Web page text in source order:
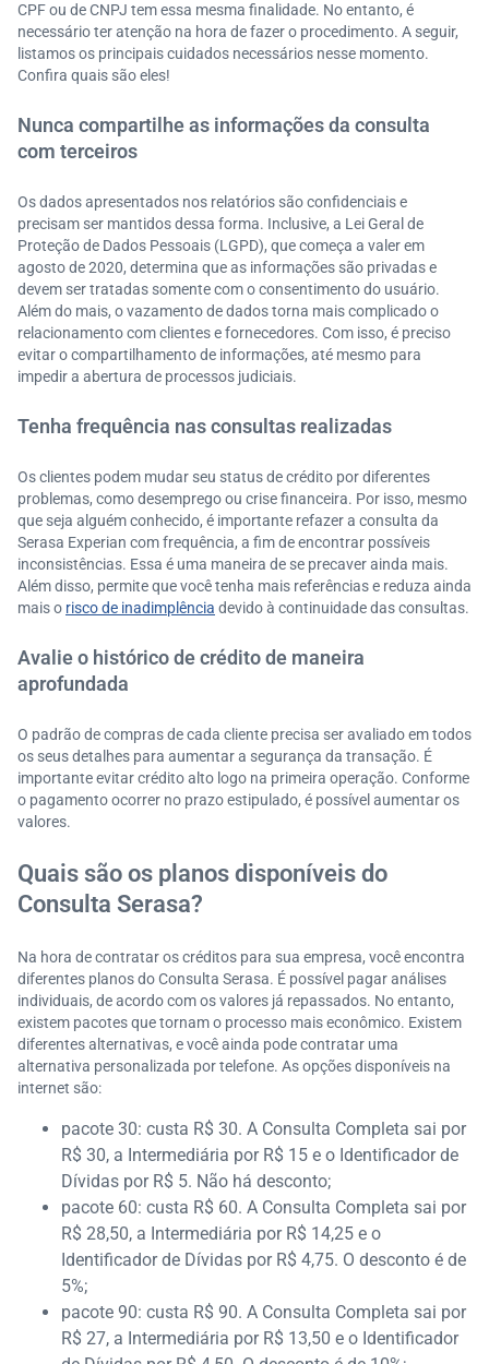
CPF ou de CNPJ tem essa mesma finalidade. No entanto, é
necessário ter atenção na hora de fazer o procedimento. A seguir,
listamos os principais cuidados necessários nesse momento.
Confira quais são eles!
Nunca compartilhe as informações da consulta
com terceiros
Os dados apresentados nos relatórios são confidenciais e
precisam ser mantidos dessa forma. Inclusive, a Lei Geral de
Proteção de Dados Pessoais (LGPD), que começa a valer em
agosto de 2020, determina que as informações são privadas e
devem ser tratadas somente com o consentimento do usuário.
Além do mais, o vazamento de dados torna mais complicado o
relacionamento com clientes e fornecedores. Com isso, é preciso
evitar o compartilhamento de informações, até mesmo para
impedir a abertura de processos judiciais.
Tenha frequência nas consultas realizadas
Os clientes podem mudar seu status de crédito por diferentes
problemas, como desemprego ou crise financeira. Por isso, mesmo
que seja alguém conhecido, é importante refazer a consulta da
Serasa Experian com frequência, a fim de encontrar possíveis
inconsistências. Essa é uma maneira de se precaver ainda mais.
Além disso, permite que você tenha mais referências e reduza ainda
mais o risco de inadimplência devido à continuidade das consultas.
Avalie o histórico de crédito de maneira
aprofundada
O padrão de compras de cada cliente precisa ser avaliado em todos
os seus detalhes para aumentar a segurança da transação. É
importante evitar crédito alto logo na primeira operação. Conforme
o pagamento ocorrer no prazo estipulado, é possível aumentar os
valores.
Quais são os planos disponíveis do
Consulta Serasa?
Na hora de contratar os créditos para sua empresa, você encontra
diferentes planos do Consulta Serasa. É possível pagar análises
individuais, de acordo com os valores já repassados. No entanto,
existem pacotes que tornam o processo mais econômico. Existem
diferentes alternativas, e você ainda pode contratar uma
alternativa personalizada por telefone. As opções disponíveis na
internet são:
pacote 30: custa R$ 30. A Consulta Completa sai por
R$ 30, a Intermediária por R$ 15 e o Identificador de
Dívidas por R$ 5. Não há desconto;
pacote 60: custa R$ 60. A Consulta Completa sai por
R$ 28,50, a Intermediária por R$ 14,25 e o
Identificador de Dívidas por R$ 4,75. O desconto é de
5%;
pacote 90: custa R$ 90. A Consulta Completa sai por
R$ 27, a Intermediária por R$ 13,50 e o Identificador